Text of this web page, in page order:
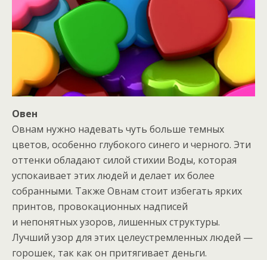
Овен
Овнам нужно надевать чуть больше темных
цветов, особенно глубокого синего и черного. Эти
оттенки обладают силой стихии Воды, которая
успокаивает этих людей и делает их более
собранными. Также Овнам стоит избегать ярких
принтов, провокационных надписей
и непонятных узоров, лишенных структуры.
Лучший узор для этих целеустремленных людей —
горошек, так как он притягивает деньги.